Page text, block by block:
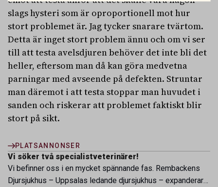
slags hysteri som är oproportionell mot hur
stort problemet är. Jag tycker snarare tvärtom.
Detta är inget stort problem ännu och om vi ser
till att testa avelsdjuren behöver det inte bli det
heller, eftersom man då kan göra medvetna
parningar med avseende på defekten. Struntar
man däremot i att testa stoppar man huvudet i
sanden och riskerar att problemet faktiskt blir
stort på sikt.
PLATSANNONSER
Vi söker två specialistveterinärer!
Vi befinner oss i en mycket spännande fas. Rembackens
Djursjukhus – Uppsalas ledande djursjukhus – expanderar